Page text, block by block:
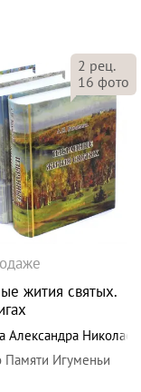
2 рец.
16 фото
жития святых.
Александра
Памяти Игуменьи